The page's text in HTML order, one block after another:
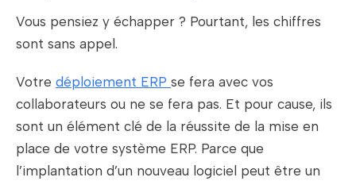
Vous pensiez y échapper ? Pourtant, les chiffres
sont sans appel.
Votre déploiement ERP se fera avec vos
collaborateurs ou ne se fera pas. Et pour cause, ils
sont un élément clé de la réussite de la mise en
place de votre système ERP. Parce que
l’implantation d’un nouveau logiciel peut être un